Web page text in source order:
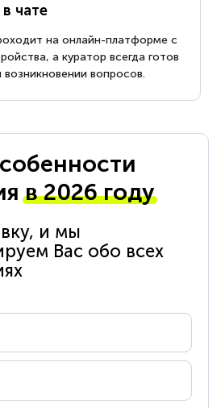
чате
на онлайн-платформе с
а куратор всегда готов
вопросов.
в 2026 году
и мы
Вас обо всех